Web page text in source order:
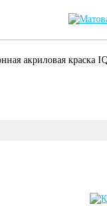
акриловая краска